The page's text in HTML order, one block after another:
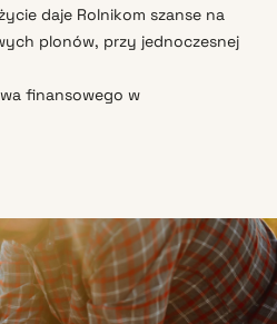
daje Rolnikom szanse na
plonów, przy jednoczesnej
finansowego w